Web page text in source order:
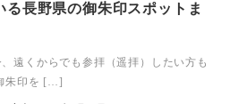
る長野県の御朱印スポットま
遠くからでも参拝（遥拝）したい方も
朱印を […]